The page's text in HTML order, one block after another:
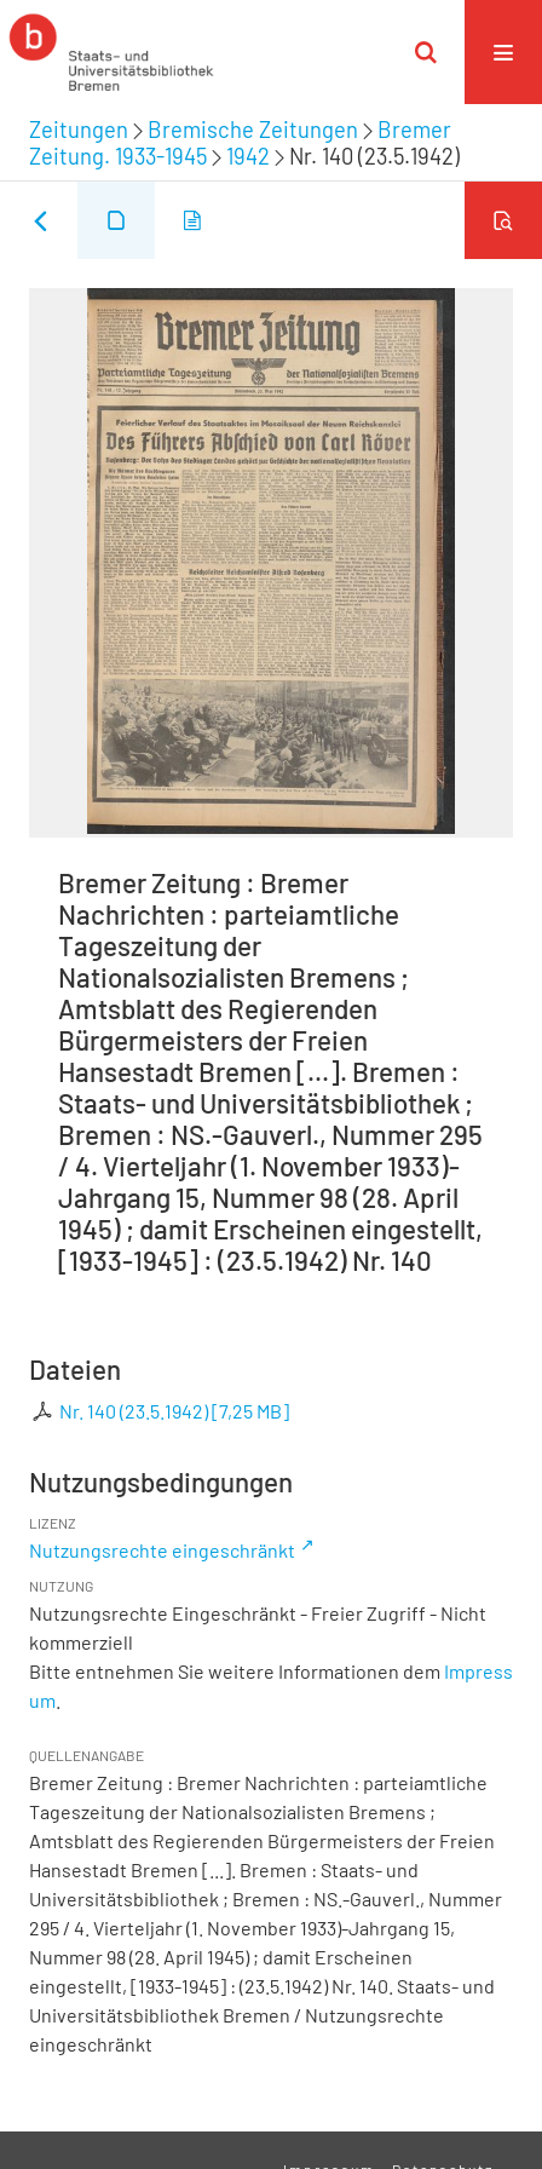
Zeitungen Bremische Zeitungen
Bremer
Zeitung. 1933-1945
1942 Nr. 140 (23.5.1942)
Bremer Zeitung : Bremer
Nachrichten : parteiamtliche
Tageszeitung der
Nationalsozialisten Bremens ;
Amtsblatt des Regierenden
Bürgermeisters der Freien
Hansestadt Bremen [...]. Bremen :
Staats- und Universitätsbibliothek ;
Bremen : NS.-Gauverl., Nummer 295
/ 4. Vierteljahr (1. November 1933)-
Jahrgang 15, Nummer 98 (28. April
1945) ; damit Erscheinen eingestellt,
[1933-1945] : (23.5.1942) Nr. 140
Dateien
Nr. 140 (23.5.1942)[7,25 MB]
Nutzungsbedingungen
LIZENZ
Nutzungsrechte eingeschränkt
NUTZUNG
Nutzungsrechte Eingeschränkt - Freier Zugriff - Nicht
kommerziell
Bitte entnehmen Sie weitere Informationen dem Impress
um
QUELLENANGABE
Bremer Zeitung : Bremer Nachrichten : parteiamtliche
Tageszeitung der Nationalsozialisten Bremens ;
Amtsblatt des Regierenden Bürgermeisters der Freien
Hansestadt Bremen [...]. Bremen : Staats- und
Universitätsbibliothek ; Bremen : NS.-Gauverl., Nummer
295 / 4. Vierteljahr (1. November 1933)-Jahrgang 15,
Nummer 98 (28. April 1945) ; damit Erscheinen
eingestellt, [1933-1945] : (23.5.1942) Nr. 140. Staats- und
Universitätsbibliothek Bremen / Nutzungsrechte
eingeschränkt